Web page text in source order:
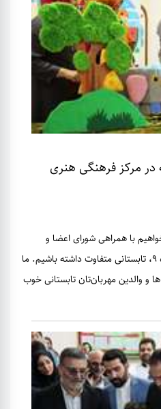
در مرکز فرهنگی هنری
با همراهی شورای اعضا و
شورای مادران در مرکز شماره ۹، تابستانی متفاوت داشته باشیم. ما
و والدین مهربان‌تان تابستانی خوب